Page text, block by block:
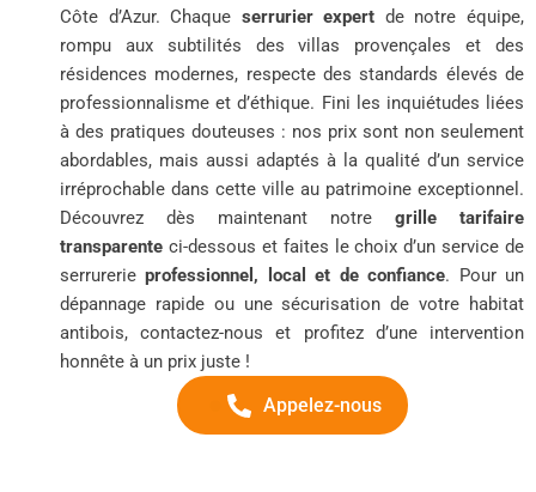
Côte d’Azur. Chaque serrurier expert de notre équipe,
rompu aux subtilités des villas provençales et des
résidences modernes, respecte des standards élevés de
professionnalisme et d’éthique. Fini les inquiétudes liées
à des pratiques douteuses : nos prix sont non seulement
abordables, mais aussi adaptés à la qualité d’un service
irréprochable dans cette ville au patrimoine exceptionnel.
Découvrez dès maintenant notre grille tarifaire
transparente ci-dessous et faites le choix d’un service de
serrurerieprofessionnel, local et de confiance. Pour un
dépannage rapide ou une sécurisation de votre habitat
antibois, contactez-nous et profitez d’une intervention
honnête à un prix juste !
Appelez-nous